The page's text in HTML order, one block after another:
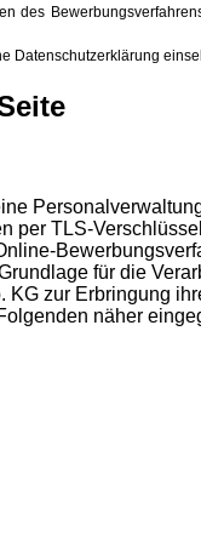
des
Datenschutzerklärung
per TLS-
für die
zur Erbringung
näher